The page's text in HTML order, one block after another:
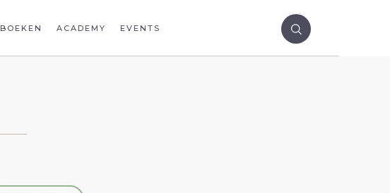
BOEKEN ACADEMY EVENTS